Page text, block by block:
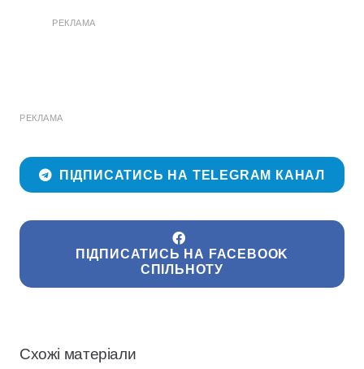
РЕКЛАМА
РЕКЛАМА
ПІДПИСАТИСЬ НА TELEGRAM КАНАЛ
ПІДПИСАТИСЬ НА FACEBOOK
СПІЛЬНОТУ
Схожі матеріали